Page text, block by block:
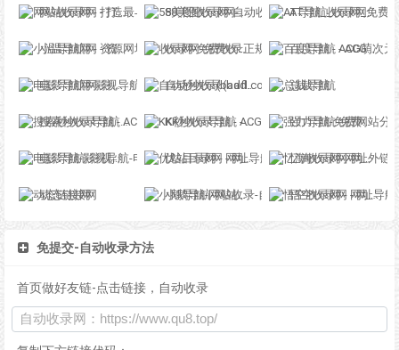
网站收录网 - 打造最与众不同的站点收录网 58美图收录网-自动收录网站-流量交换-自动链 AT导航_收录网_免费收录网站_自动收录网_秒收录
小温导航网 - 资源网址导航，汇集各大资源网，全网优质教程技术网，搜集资源就从这里开始 收录网-免费收录正规网站-免费发布软文 百度导航 - ACG萌次元丨ACG导航网丨二次元导航丨资源网导航丨福利网址导航 - BaiDu导航
电影导航网-影视导航-电影搜索-影视搜索-电影站收录 自动秒收录(badfl.com) - 全自动秒收录网 总裁导航
搜索秒收录导航 - ACG萌次元丨ACG导航网丨二次元导航丨资源网导航丨福利网址导航 - SS秒收录导航网 KK秒收录导航 - ACG萌次元丨ACG导航网丨二次元导航丨资源网导航丨福利网址导航 - KK秒收录导航网 强力导航-免费网站分类导航，提交收录，秒收录
电影导航-影视导航-电影站收录-自动收录网-网站收录 优站目录网 - 网址导航分类网站目录 - 自助网址提交自动收录 忆海收录网-网址外链_自动收录网站_自助友情链接平台_网站广告_软文发布_站长交易_站长资源
动态链接网 小鹅导航-网站收录-自动收录网-网址收录-自动秒收录 悟空收录网 - 网址导航大全 | 网站免费收录 | 软文外链发布平台
免提交-自动收录方法
首页做好友链-点击链接，自动收录